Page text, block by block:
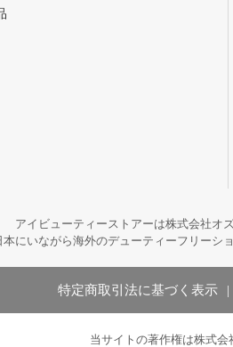
アイビューティーストアーは株式会社オ
本にいながら海外のデューティーフリーシ
特定商取引法に基づく表示
当サイトの著作権は株式会